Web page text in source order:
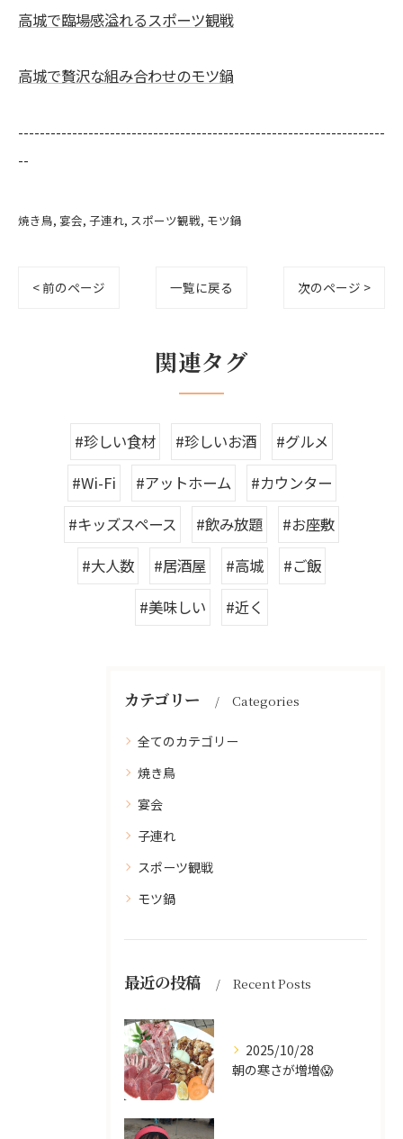
高城で臨場感溢れるスポーツ観戦
高城で贅沢な組み合わせのモツ鍋
--------------------------------------------------------------------
--
焼き鳥 宴会 子連れ スポーツ観戦 モツ鍋
< 前のページ 一覧に戻る 次のページ >
関連タグ
#珍しい食材 #珍しいお酒
#グルメ
#Wi-Fi
#アットホーム
#カウンター
#キッズスペース
#飲み放題
#お座敷
#大人数
#居酒屋 #高城
#ご飯
#美味しい
#近く
カテゴリー Categories
全てのカテゴリー
焼き鳥
宴会
子連れ
スポーツ観戦
モツ鍋
最近の投稿 Recent Posts
2025/10/28
朝の寒さが増増😱